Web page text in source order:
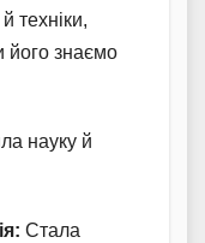
техніки,
його знаємо
науку й
Стала